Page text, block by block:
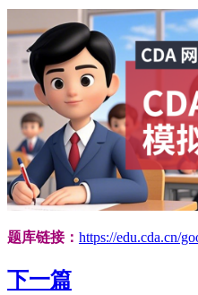
题库链接： https://edu.cda.cn/
下一篇